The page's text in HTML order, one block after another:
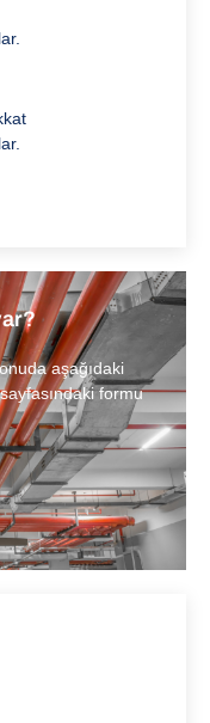
aşağıdaki
formu